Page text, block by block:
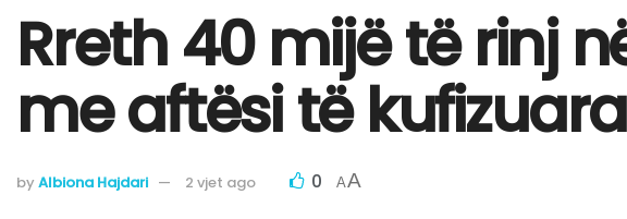
Rreth 40 mijë të rinj
me aftësi të
by Albiona Hajdari 2 vjet ago 0 AA